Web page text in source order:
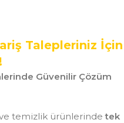
Talepleriniz İçin
Güvenilir Çözüm
ve temizlik ürünlerindetek